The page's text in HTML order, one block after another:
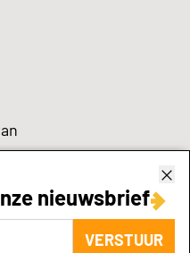
nieuwsbrief
VERSTUUR